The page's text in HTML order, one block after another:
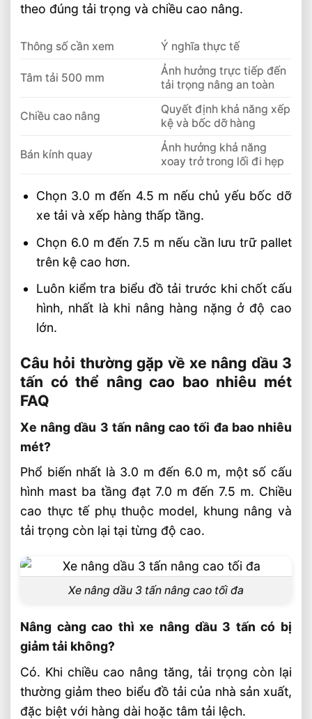
theo đúng tải trọng và chiều cao nâng.
Thông số cần xem Ý nghĩa thực tế
Tâm tải 500 mm
Ảnh hưởng trực tiếp đến
tải trọng nâng an toàn
Chiều cao nâng
Quyết định khả năng xếp
kệ và bốc dỡ hàng
Bán kính quay
Ảnh hưởng khả năng
xoay trở trong lối đi hẹp
Chọn 3.0 m đến 4.5 m nếu chủ yếu bốc dỡ
xe tải và xếp hàng thấp tầng.
Chọn 6.0 m đến 7.5 m nếu cần lưu trữ pallet
trên kệ cao hơn.
Luôn kiểm tra biểu đồ tải trước khi chốt cấu
hình, nhất là khi nâng hàng nặng ở độ cao
lớn.
Câu hỏi thường gặp về xe nâng dầu 3
tấn có thể nâng cao bao nhiêu mét
FAQ
Xe nâng dầu 3 tấn nâng cao tối đa bao nhiêu
mét?
Phổ biến nhất là 3.0 m đến 6.0 m, một số cấu
hình mast ba tầng đạt 7.0 m đến 7.5 m. Chiều
cao thực tế phụ thuộc model, khung nâng và
tải trọng còn lại tại từng độ cao.
Xe nâng dầu 3 tấn nâng cao tối đa
Nâng càng cao thì xe nâng dầu 3 tấn có bị
giảm tải không?
Có. Khi chiều cao nâng tăng, tải trọng còn lại
thường giảm theo biểu đồ tải của nhà sản xuất,
đặc biệt với hàng dài hoặc tâm tải lệch.